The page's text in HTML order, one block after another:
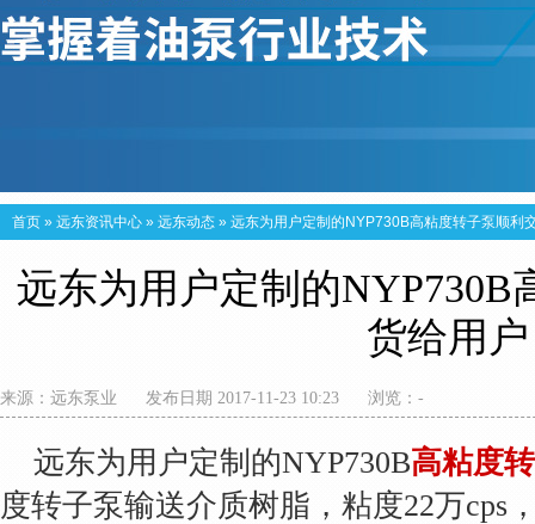
首页 » 远东资讯中心 » 远东动态 » 远东为用户定制的NYP730B高粘度转子泵顺利
远东为用户定制的NYP730B
货给用户
来源： 远东泵业 发布日期 2017-11-23 10:23 浏览： -
远东为用户定制的NYP730B高粘度
度转子泵输送介质树脂，粘度22万cps